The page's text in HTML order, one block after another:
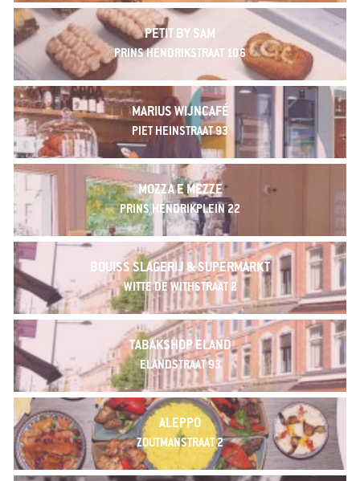
PETIT BY SAM
PRINS HENDRIKSTRAAT 106
MARIUS WIJNCAFÉ
PIET HEINSTRAAT 93
MOZZA E MEZZE
PRINS HENDRIKPLEIN 22
BOUISS SLAGERIJ & SUPERMARKT
WITTE DE WITHSTRAAT 2
TABAKSHOP ELAND
ELANDSTRAAT 93
ALEPPO
ZOUTMANSTRAAT 2